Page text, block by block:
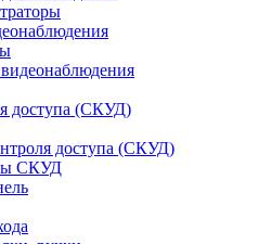
доступа (СКУД)
доступа (СКУД)
СКУД